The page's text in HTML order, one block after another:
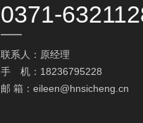
0371-
联系人：原经理
手 机：18236795228
邮 箱： eileen@hnsicheng.cn